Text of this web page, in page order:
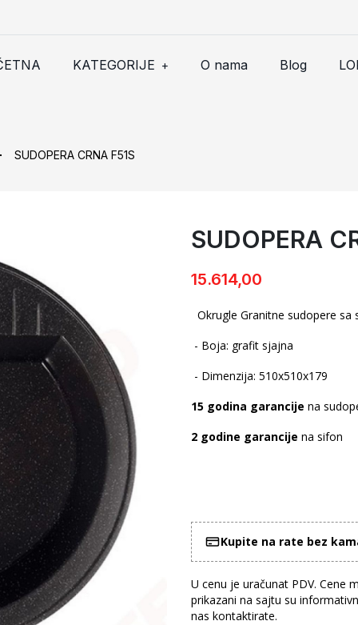
KATEGORIJE + O nama Blog
SUDOPERA CRNA F51S
SUDOPERA
15.614,00
Okrugle Granitne sudopere sa
- Boja: grafit sjajna
- Dimenzija: 510x510x179
15 godina garancije na
2 godine garancije na sifon
Kupite na rate bez
U cenu je uračunat PDV. Cene
prikazani na sajtu su
nas kontaktirate.